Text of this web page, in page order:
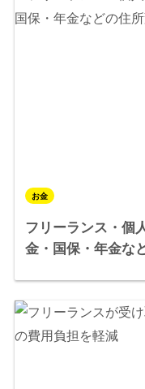
お金
フリーランス・個
金・国保・年金な